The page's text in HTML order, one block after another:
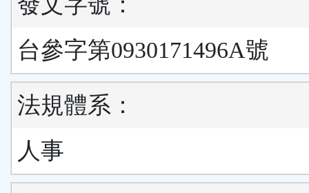
台參字第0930171496A號
法規體系：
人事